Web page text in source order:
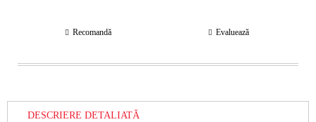
Recomandă Evaluează
DESCRIERE DETALIATĂ